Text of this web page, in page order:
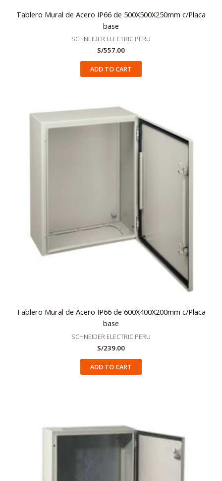
Tablero Mural de Acero IP66 de 500X500X250mm c/Placa
base
SCHNEIDER ELECTRIC PERU
S/557.00
ADD TO CART
Tablero Mural de Acero IP66 de 600X400X200mm c/Placa
base
SCHNEIDER ELECTRIC PERU
S/239.00
ADD TO CART